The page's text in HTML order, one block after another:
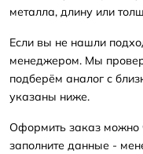
металла, длину или
Если вы не нашли
менеджером. Мы
подберём аналог с
указаны ниже.
Оформить заказ можно
заполните данные -